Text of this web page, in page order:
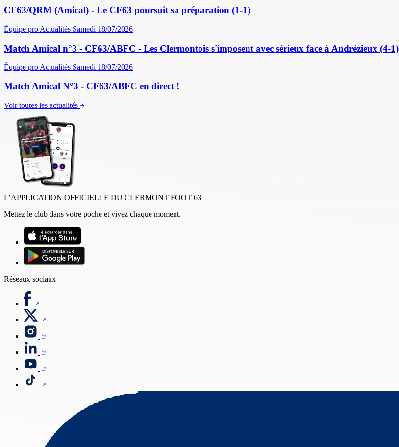
CF63/QRM (Amical) - Le CF63 poursuit sa préparation (1-1)
Équipe pro Actualités Samedi 18/07/2026
Match Amical n°3 - CF63/ABFC - Les Clermontois s'imposent avec sérieux face à Andrézieux (4-1)
Équipe pro Actualités Samedi 18/07/2026
Match Amical N°3 - CF63/ABFC en direct !
Voir toutes les actualités
L’APPLICATION OFFICIELLE DU CLERMONT FOOT 63
Mettez le club dans votre poche et vivez chaque moment.
Réseaux sociaux